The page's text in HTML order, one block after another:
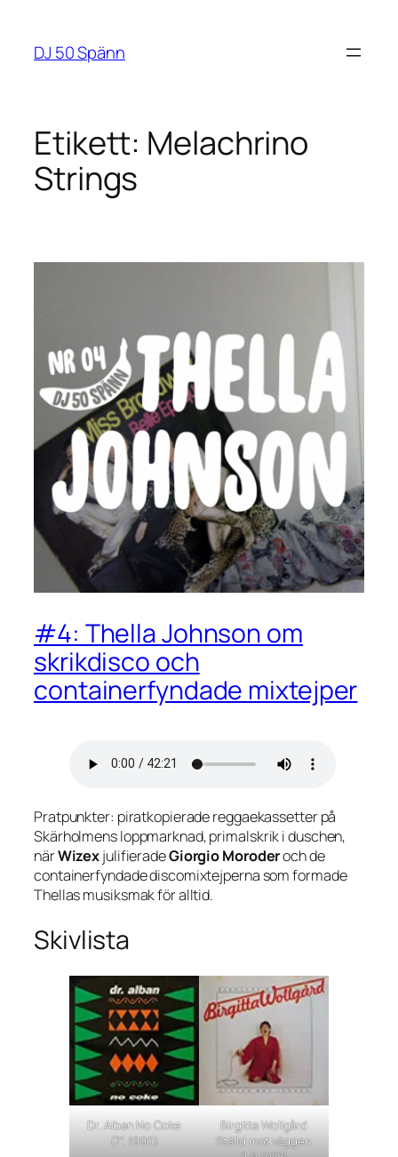
innehåll
DJ 50 Spänn
Etikett: Melachrino
Strings
#4: Thella Johnson om
skrikdisco och
containerfyndade mixtejper
Pratpunkter: piratkopierade reggaekassetter på
Skärholmens loppmarknad, primalskrik i duschen,
närWizexjulifieradeGiorgio Moroderoch de
containerfyndade discomixtejperna som formade
Thellas musiksmak för alltid.
Skivlista
Dr. Alban No Coke
(7”, 1990)
Birgitta Wollgård
Ställd mot väggen